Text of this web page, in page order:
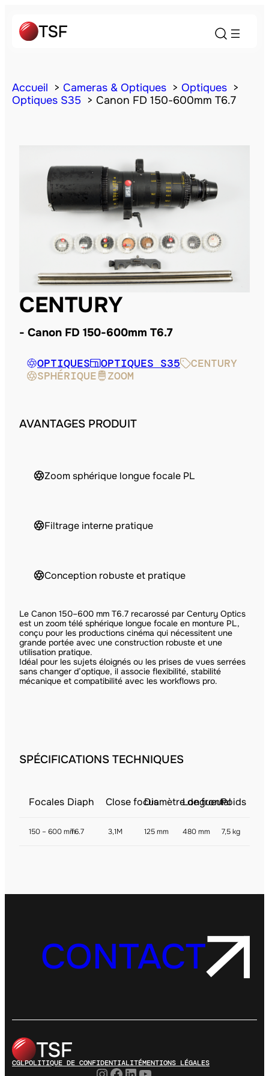
Accueil Cameras & Optiques
Optiques
Optiques S35
Canon FD 150-600mm T6.7
CENTURY
Canon FD 150-600mm T6.7
OPTIQUES OPTIQUES S35
CENTURY
SPHÉRIQUE
ZOOM
AVANTAGES PRODUIT
Zoom sphérique longue focale PL
Filtrage interne pratique
Conception robuste et pratique
Le Canon 150–600 mm T6.7 recarossé par Century Optics
est un zoom télé sphérique longue focale en monture PL,
conçu pour les productions cinéma qui nécessitent une
grande portée avec une construction robuste et une
utilisation pratique.
Idéal pour les sujets éloignés ou les prises de vues serrées
sans changer d’optique, il associe flexibilité, stabilité
mécanique et compatibilité avec les workflows pro.
SPÉCIFICATIONS TECHNIQUES
Focales Diaph Close focusDiamètre de frontal
LongueurPoids
150 – 600 mmT6.7 3,1M 125 mm 480 mm 7,5 kg
CONTACT
CGLPOLITIQUE DE CONFIDENTIALITÉMENTIONS LÉGALES